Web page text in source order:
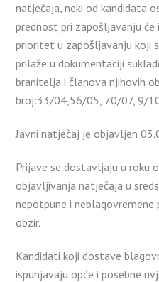
natječaja, neki od kandidata
prednost pri zapošljavanju
prioritet u zapošljavanju koji
prilaže u dokumentaciji
branitelja i članova njihovih
broj:33/04,56/05, 70/07, 9/
Javni natječaj je objavljen
Prijave se dostavljaju u roku
objavljivanja natječaja u
nepotpune i
obzir.
Kandidati koji dostave
ispunjavaju opće i posebne